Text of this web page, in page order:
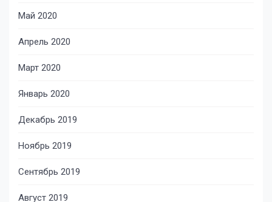
Май 2020
Апрель 2020
Март 2020
Январь 2020
Декабрь 2019
Ноябрь 2019
Сентябрь 2019
Август 2019